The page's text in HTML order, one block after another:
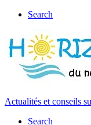
Search
Actualités et conseils
Search